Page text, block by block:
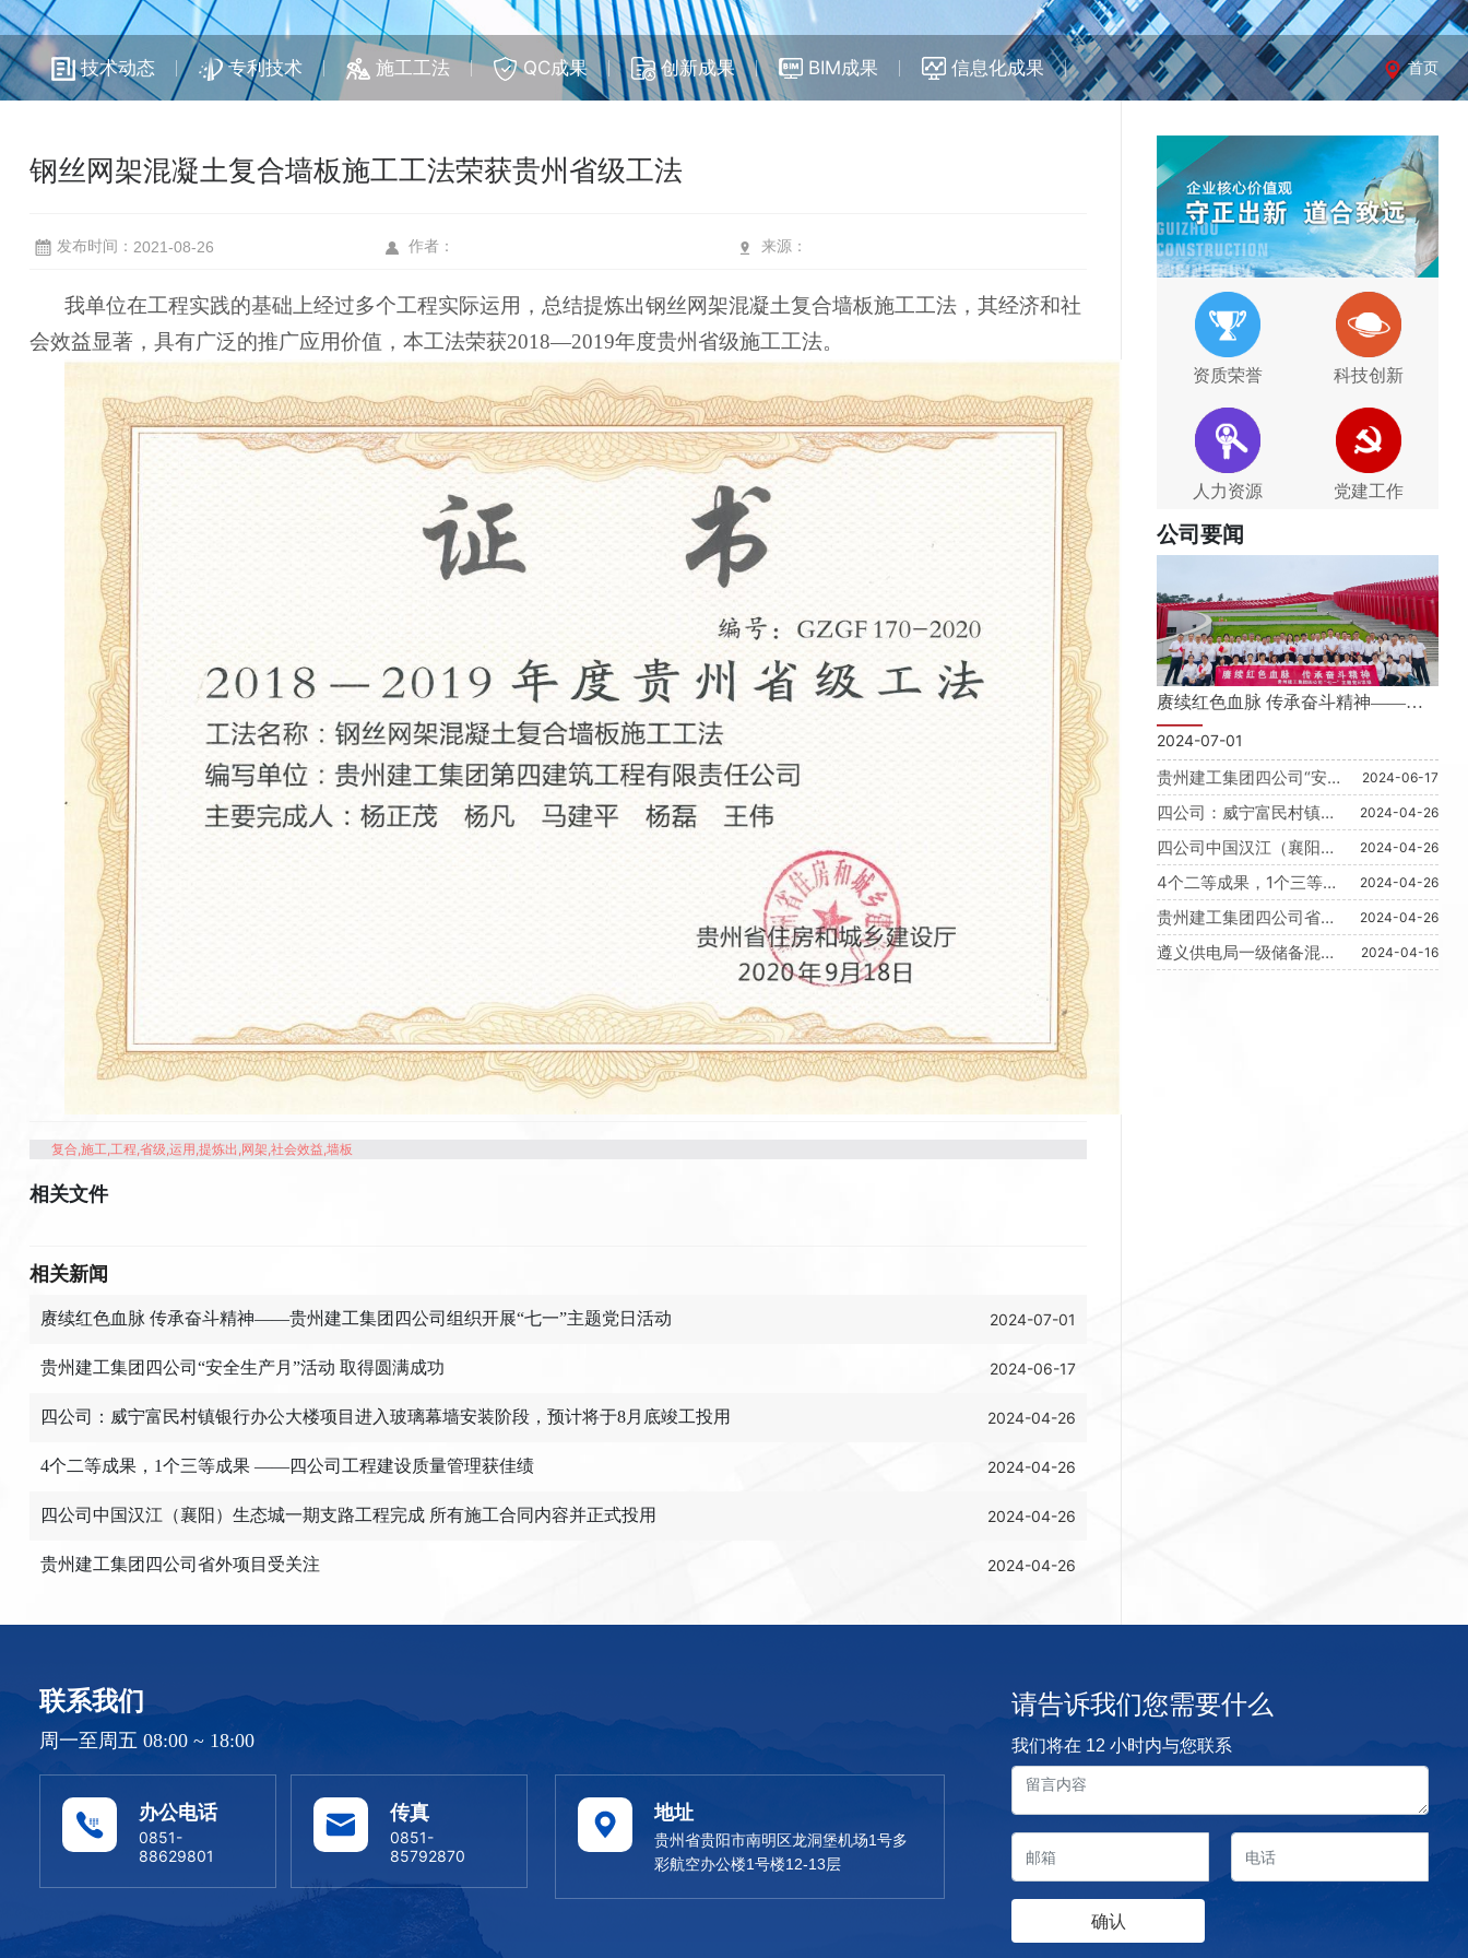
技术动态 专利技术 施工工法 QC成果 创新成果 BIM成果 信息化成果 首页
钢丝网架混凝土复合墙板施工工法荣获贵州省级工法
发布时间： 2021-08-26 作者： 来源：
我单位在工程实践的基础上经过多个工程实际运用，总结提炼出钢丝网架混凝土复合墙板施工工法，其经济和社
会效益显著，具有广泛的推广应用价值，本工法荣获2018—2019年度贵州省级施工工法。
复合,施工,工程,省级,运用,提炼出,网架,社会效益,墙板
相关文件
相关新闻
赓续红色血脉 传承奋斗精神——贵州建工集团四公司组织开展“七一”主题党日活动 2024-07-01
贵州建工集团四公司“安全生产月”活动 取得圆满成功 2024-06-17
四公司：威宁富民村镇银行办公大楼项目进入玻璃幕墙安装阶段，预计将于8月底竣工投用 2024-04-26
4个二等成果，1个三等成果 ——四公司工程建设质量管理获佳绩 2024-04-26
四公司中国汉江（襄阳）生态城一期支路工程完成 所有施工合同内容并正式投用 2024-04-26
贵州建工集团四公司省外项目受关注 2024-04-26
资质荣誉 科技创新
人力资源 党建工作
公司要闻
赓续红色血脉 传承奋斗精神——贵
州建工集团四公司组织开展“七一”主
题党日活动
———
2024-07-01
贵州建工集团四公司“安
全生产月”活动 取得圆满
成功
2024-06-17
四公司：威宁富民村镇银
行办公大楼项目进入玻璃
幕墙安装阶段，预计将于
8月底竣工投用
2024-04-26
四公司中国汉江（襄阳）
生态城一期支路工程完成
所有施工合同内容并正式
投用
2024-04-26
4个二等成果，1个三等成
果 ——四公司工程建设
质量管理获佳绩
2024-04-26
贵州建工集团四公司省外
项目受关注
2024-04-26
遵义供电局一级储备混合
仓库项目工程进入后冲刺
2024-04-16
联系我们
周一至周五 08:00 ~ 18:00
办公电话
0851-
88629801
传真
0851-
85792870
地址
贵州省贵阳市南明区龙洞堡机场1号多
彩航空办公楼1号楼12-13层
请告诉我们您需要什么
我们将在 12 小时内与您联系
确认